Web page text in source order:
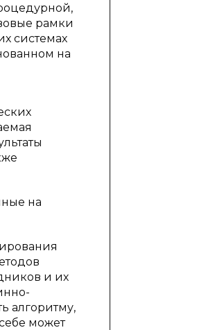
рамки
системах
на
на
и их
алгоритму,
может